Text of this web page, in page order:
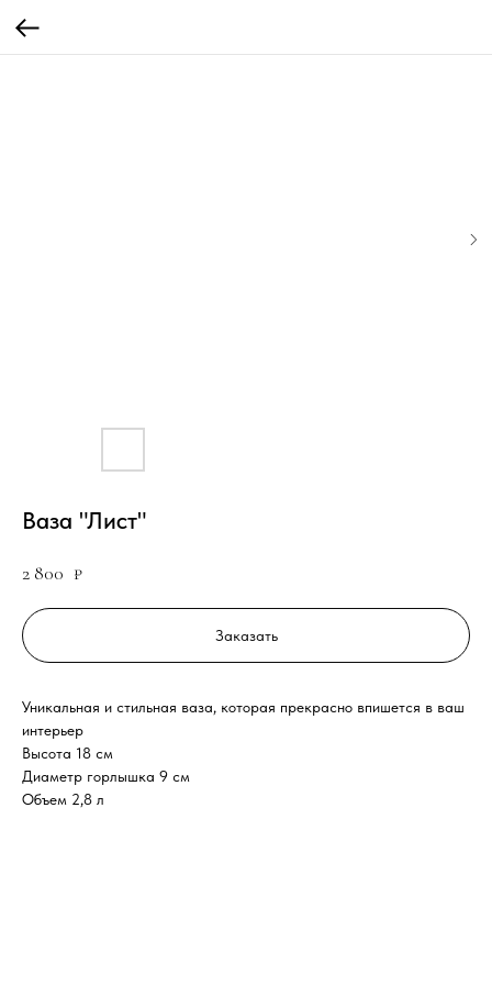
Ваза "Лист"
2 800 ₽
Заказать
Уникальная и стильная ваза, которая прекрасно впишется в ваш
интерьер
Высота 18 см
Диаметр горлышка 9 см
Объем 2,8 л